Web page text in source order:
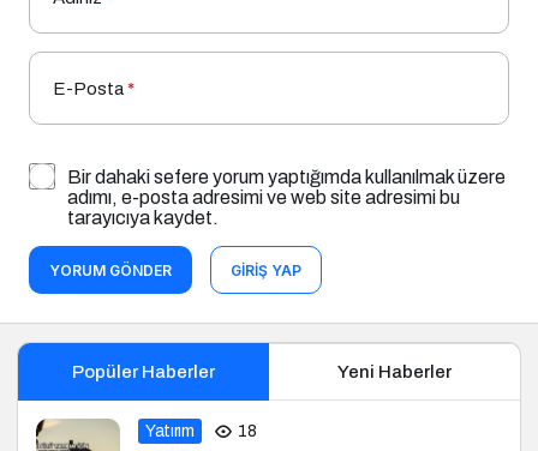
E-Posta*
Bir dahaki sefere yorum yaptığımda kullanılmak üzere
adımı, e-posta adresimi ve web site adresimi bu
tarayıcıya kaydet.
YORUM GÖNDER GIRIŞ YAP
Popüler Haberler Yeni Haberler
Yatırım 18